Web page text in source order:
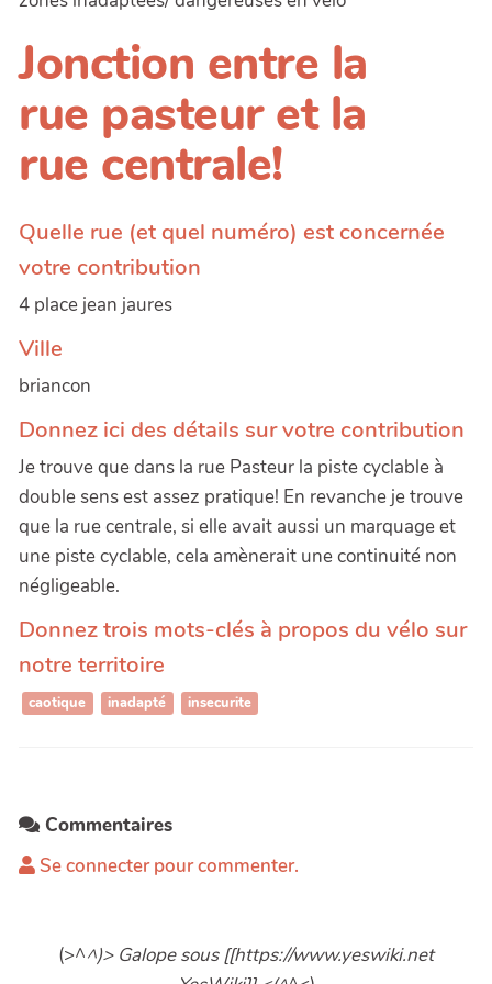
Jonction entre la
rue pasteur et la
rue centrale!
Quelle rue (et quel numéro) est concernée
votre contribution
4 place jean jaures
Ville
briancon
Donnez ici des détails sur votre contribution
Je trouve que dans la rue Pasteur la piste cyclable à
double sens est assez pratique! En revanche je trouve
que la rue centrale, si elle avait aussi un marquage et
une piste cyclable, cela amènerait une continuité non
négligeable.
Donnez trois mots-clés à propos du vélo sur
notre territoire
caotique inadapté insecurite
Commentaires
Se connecter pour commenter.
(>^^)> Galope sous [[https://www.yeswiki.net